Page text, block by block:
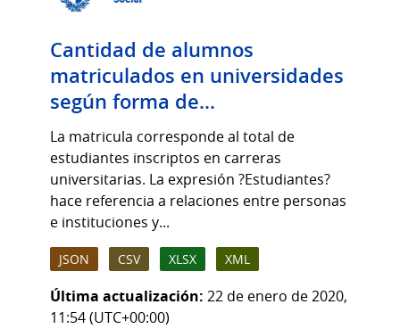
Cantidad de alumnos
matriculados en universidades
según forma de...
La matricula corresponde al total de
estudiantes inscriptos en carreras
universitarias. La expresión ?Estudiantes?
hace referencia a relaciones entre personas
e instituciones y...
JSON CSV XLSX XML
Última actualización: 22 de enero de 2020,
11:54 (UTC+00:00)